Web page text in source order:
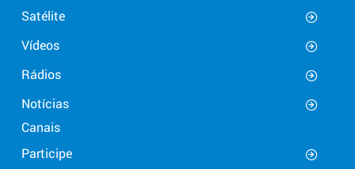
Satélite
Vídeos
Rádios
Notícias
Canais
Participe